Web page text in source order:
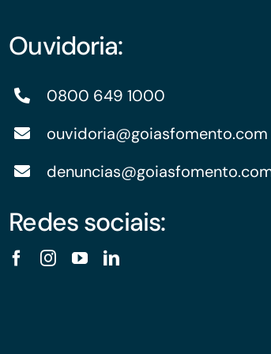
Ouvidoria:
0800 649 1000
ouvidoria@goiasfomento.com
Redes sociais: